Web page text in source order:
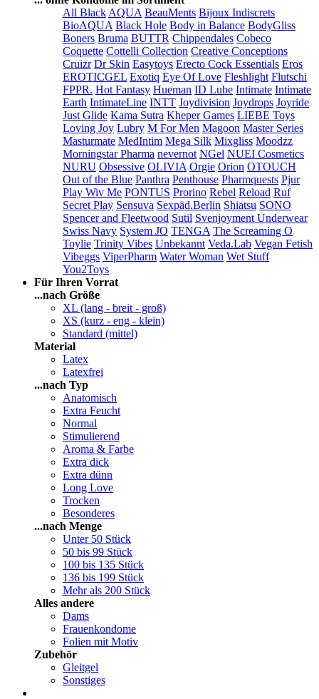
All Black AQUA BeauMents Bijoux Indiscrets
BioAQUA Black Hole Body in Balance BodyGliss
Boners Bruma BUTTR Chippendales Cobeco
Coquette Cottelli Collection Creative Conceptions
Cruizr Dr Skin Easytoys Erecto Cock Essentials Eros
EROTICGEL Exotiq Eye Of Love Fleshlight Flutschi
FPPR. Hot Fantasy Hueman ID Lube Intimate Intimate
Earth IntimateLine INTT Joydivision Joydrops Joyride
Just Glide Kama Sutra Kheper Games LIEBE Toys
Loving Joy Lubry M For Men Magoon Master Series
Masturmate MedIntim Mega Silk Mixgliss Moodzz
Morningstar Pharma nevernot NGel NUEI Cosmetics
NURU Obsessive OLIVIA Orgie Orion OTOUCH
Out of the Blue Panthra Penthouse Pharmquests Pjur
Play Wiv Me PONTUS Prorino Rebel Reload Ruf
Secret Play Sensuva Sexpäd.Berlin Shiatsu SONO
Spencer and Fleetwood Sutil Svenjoyment Underwear
Swiss Navy System JO TENGA The Screaming O
Toylie Trinity Vibes Unbekannt Veda.Lab Vegan Fetish
Vibeggs ViperPharm Water Woman Wet Stuff
You2Toys
Für Ihren Vorrat
...nach Größe
XL (lang - breit - groß)
XS (kurz - eng - klein)
Standard (mittel)
Material
Latex
Latexfrei
...nach Typ
Anatomisch
Extra Feucht
Normal
Stimulierend
Aroma & Farbe
Extra dick
Extra dünn
Long Love
Trocken
Besonderes
...nach Menge
Unter 50 Stück
50 bis 99 Stück
100 bis 135 Stück
136 bis 199 Stück
Mehr als 200 Stück
Alles andere
Dams
Frauenkondome
Folien mit Motiv
Zubehör
Gleitgel
Sonstiges